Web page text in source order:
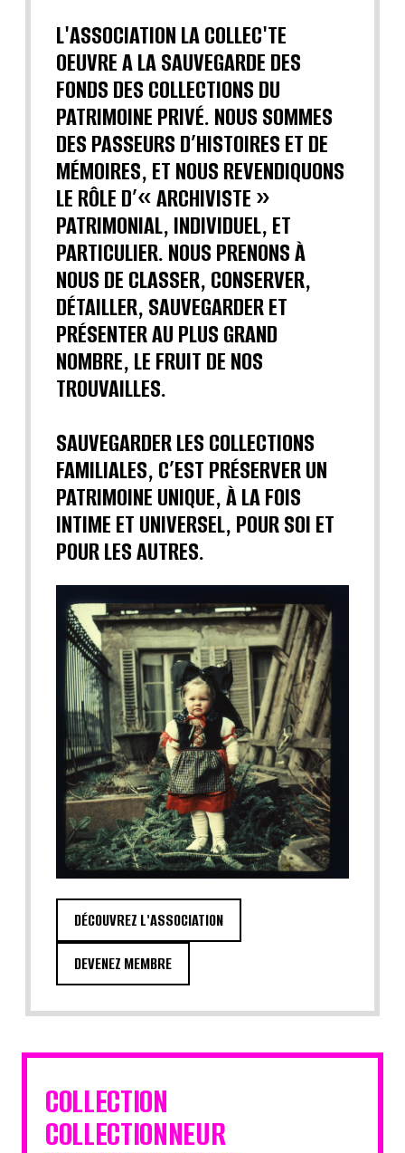
L'ASSOCIATION LA COLLEC'TE
OEUVRE A LA SAUVEGARDE DES
FONDS DES COLLECTIONS DU
PATRIMOINE PRIVÉ. NOUS SOMMES
DES PASSEURS D’HISTOIRES ET DE
MÉMOIRES, ET NOUS REVENDIQUONS
LE RÔLE D’« ARCHIVISTE »
PATRIMONIAL, INDIVIDUEL, ET
PARTICULIER. NOUS PRENONS À
NOUS DE CLASSER, CONSERVER,
DÉTAILLER, SAUVEGARDER ET
PRÉSENTER AU PLUS GRAND
NOMBRE, LE FRUIT DE NOS
TROUVAILLES.
SAUVEGARDER LES COLLECTIONS
FAMILIALES, C’EST PRÉSERVER UN
PATRIMOINE UNIQUE, À LA FOIS
INTIME ET UNIVERSEL, POUR SOI ET
POUR LES AUTRES.
DÉCOUVREZ L'ASSOCIATION
DEVENEZ MEMBRE
COLLECTION
COLLECTIONNEUR